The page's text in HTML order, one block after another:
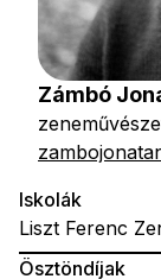
Zámbó
Iskolák
Liszt Ferenc
Ösztöndíjak